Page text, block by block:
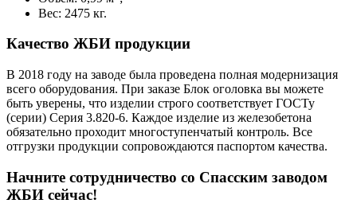
Вес: 2475 кг.
Качество ЖБИ продукции
В 2018 году на заводе была проведена полная модернизация
всего оборудования. При заказе Блок оголовка вы можете
быть уверены, что изделии строго соответствует ГОСТу
(серии) Серия 3.820-6. Каждое изделие из железобетона
обязательно проходит многоступенчатый контроль. Все
отгрузки продукции сопровождаются паспортом качества.
Начните сотрудничество со Cпасским заводом
ЖБИ сейчас!